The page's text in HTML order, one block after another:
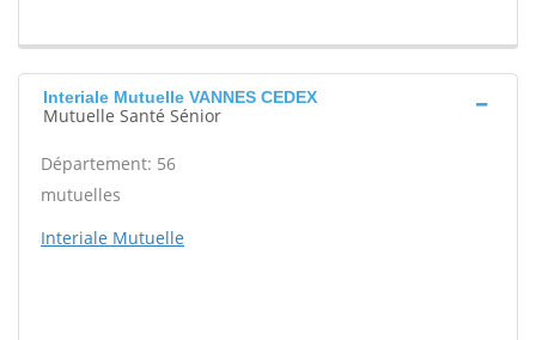
Interiale Mutuelle VANNES CEDEX
Mutuelle Santé Sénior
Département: 56
mutuelles
Interiale Mutuelle